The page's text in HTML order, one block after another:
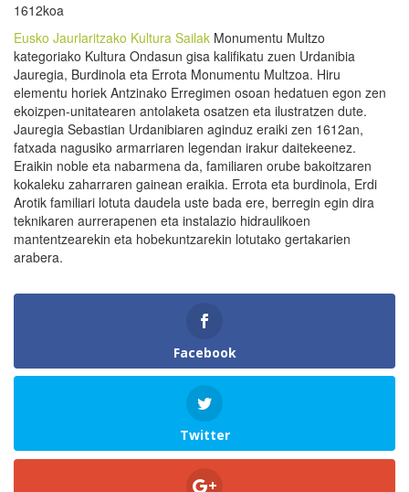
1612koa
Eusko Jaurlaritzako Kultura Sailak Monumentu Multzo
kategoriako Kultura Ondasun gisa kalifikatu zuen Urdanibia
Jauregia, Burdinola eta Errota Monumentu Multzoa. Hiru
elementu horiek Antzinako Erregimen osoan hedatuen egon zen
ekoizpen-unitatearen antolaketa osatzen eta ilustratzen dute.
Jauregia Sebastian Urdanibiaren aginduz eraiki zen 1612an,
fatxada nagusiko armarriaren legendan irakur daitekeenez.
Eraikin noble eta nabarmena da, familiaren orube bakoitzaren
kokaleku zaharraren gainean eraikia. Errota eta burdinola, Erdi
Arotik familiari lotuta daudela uste bada ere, berregin egin dira
teknikaren aurrerapenen eta instalazio hidraulikoen
mantentzearekin eta hobekuntzarekin lotutako gertakarien
arabera.
Facebook
Twitter